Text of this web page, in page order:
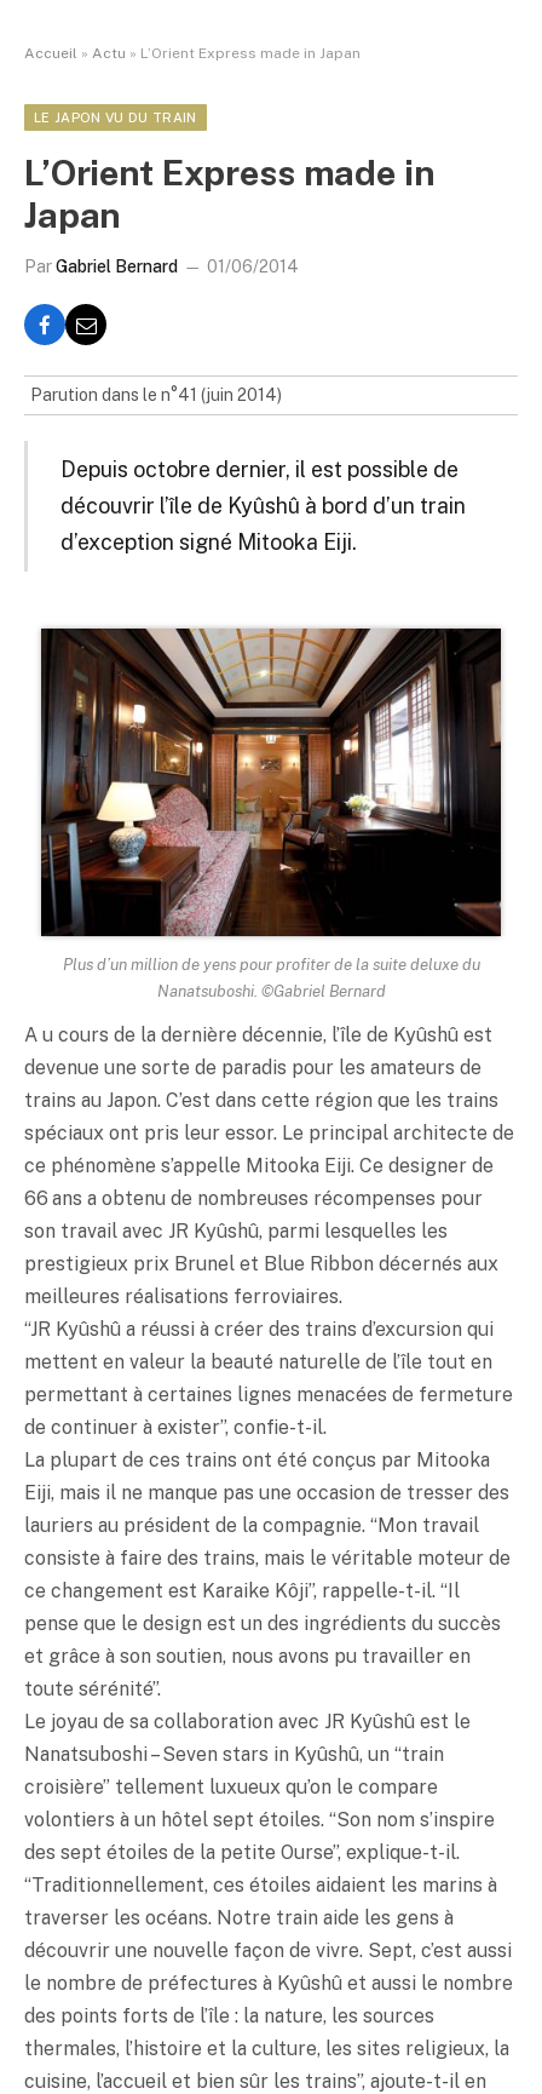
Accueil » Actu » L’Orient Express made in Japan
LE JAPON VU DU TRAIN
L’Orient Express made in
Japan
ParGabriel Bernard 01/06/2014
Parution dans le n°41 (juin 2014)
Depuis octobre dernier, il est possible de
découvrir l’île de Kyûshû à bord d’un train
d’exception signé Mitooka Eiji.
Plus d’un million de yens pour profiter de la suite deluxe du
Nanatsuboshi. ©Gabriel Bernard
A u cours de la dernière décennie, l’île de Kyûshû est
devenue une sorte de paradis pour les amateurs de
trains au Japon. C’est dans cette région que les trains
spéciaux ont pris leur essor. Le principal architecte de
ce phénomène s’appelle Mitooka Eiji. Ce designer de
66 ans a obtenu de nombreuses récompenses pour
son travail avec JR Kyûshû, parmi lesquelles les
prestigieux prix Brunel et Blue Ribbon décernés aux
meilleures réalisations ferroviaires.
“JR Kyûshû a réussi à créer des trains d’excursion qui
mettent en valeur la beauté naturelle de l’île tout en
permettant à certaines lignes menacées de fermeture
de continuer à exister”, confie-t-il.
La plupart de ces trains ont été conçus par Mitooka
Eiji, mais il ne manque pas une occasion de tresser des
lauriers au président de la compagnie. “Mon travail
consiste à faire des trains, mais le véritable moteur de
ce changement est Karaike Kôji”, rappelle-t-il. “Il
pense que le design est un des ingrédients du succès
et grâce à son soutien, nous avons pu travailler en
toute sérénité”.
Le joyau de sa collaboration avec JR Kyûshû est le
Nanatsuboshi – Seven stars in Kyûshû, un “train
croisière” tellement luxueux qu’on le compare
volontiers à un hôtel sept étoiles. “Son nom s’inspire
des sept étoiles de la petite Ourse”, explique-t-il.
“Traditionnellement, ces étoiles aidaient les marins à
traverser les océans. Notre train aide les gens à
découvrir une nouvelle façon de vivre. Sept, c’est aussi
le nombre de préfectures à Kyûshû et aussi le nombre
des points forts de l’île : la nature, les sources
thermales, l’histoire et la culture, les sites religieux, la
cuisine, l’accueil et bien sûr les trains”, ajoute-t-il en